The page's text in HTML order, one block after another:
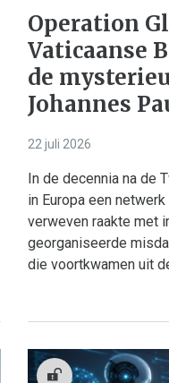
Operation
Vaticaanse
de
Johannes
22 juli 2026
In de decennia na de
in Europa een
verweven raakte met
georganiseerde
die voortkwamen uit